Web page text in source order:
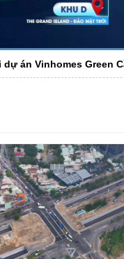
án Vinhomes Green